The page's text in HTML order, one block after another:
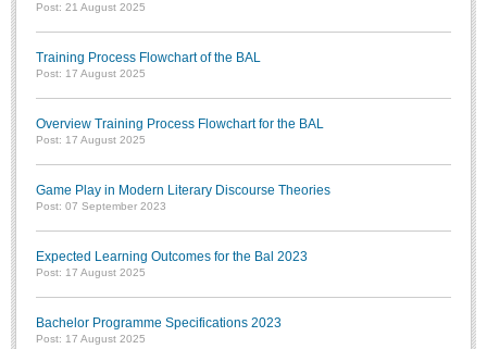
Post: 21 August 2025
Training Process Flowchart of the BAL
Post: 17 August 2025
Overview Training Process Flowchart for the BAL
Post: 17 August 2025
Game Play in Modern Literary Discourse Theories
Post: 07 September 2023
Expected Learning Outcomes for the Bal 2023
Post: 17 August 2025
Bachelor Programme Specifications 2023
Post: 17 August 2025